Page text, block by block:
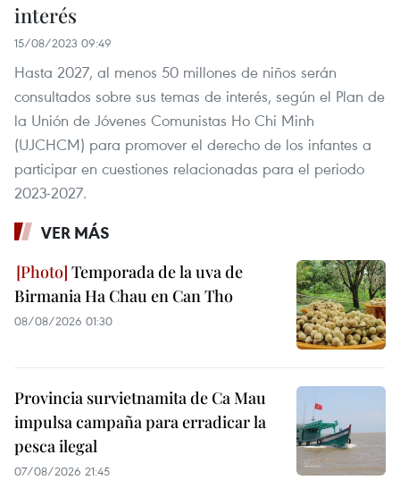
interés
15/08/2023 09:49
Hasta 2027, al menos 50 millones de niños serán
consultados sobre sus temas de interés, según el Plan de
la Unión de Jóvenes Comunistas Ho Chi Minh
(UJCHCM) para promover el derecho de los infantes a
participar en cuestiones relacionadas para el periodo
2023-2027.
VER MÁS
Temporada de la uva de
Birmania Ha Chau en Can Tho
08/08/2026 01:30
Provincia survietnamita de Ca Mau
impulsa campaña para erradicar la
pesca ilegal
07/08/2026 21:45